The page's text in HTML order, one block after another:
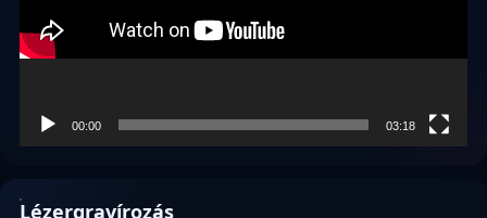
00:00 03:18
Lézergravírozás